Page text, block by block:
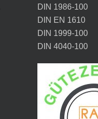
DIN 1986-100
DIN EN 1610
DIN 1999-100
DIN 4040-100